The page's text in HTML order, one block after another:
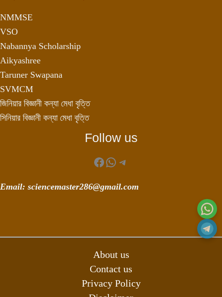
NMMSE
VSO
Nabannya Scholarship
Aikyashree
Taruner Swapana
SVMCM
জিনিয়ার বিজ্ঞানী কন্যা মেধা বৃত্তি
সিনিয়ার বিজ্ঞানী কন্যা মেধা বৃত্তি
Follow us
Facebook
WhatsApp
Telegram
Email: sciencemaster286@gmail.com
About us
Contact us
Privacy Policy